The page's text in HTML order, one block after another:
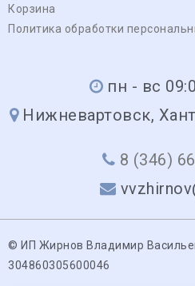
Корзина
Политика обработки
пн - вс
Нижневартовск,
8 (346)
© ИП Жирнов Владимир
304860305600046